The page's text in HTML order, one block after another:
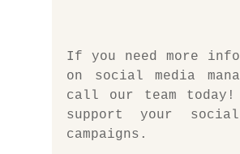
If you need more
call our team today!
support your social
campaigns.